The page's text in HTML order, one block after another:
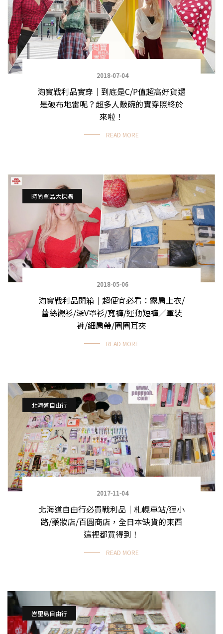
2018-07-04
淘寶戰利品實穿｜到底是C/P值超高好貨還
是破布地雷呢？超多人敲碗的實穿照終於
來啦！
READ MORE
時尚單品大採購
2018-05-06
淘寶戰利品開箱｜超便宜必看：露肩上衣/
蕾絲襯衫/深V罩衫/寬褲/運動短褲／軍裝
褲/細肩帶/圈圈耳夾
READ MORE
北海道自由行
2017-11-04
北海道自由行必買戰利品｜札幌車站/狸小
路/藥妝店/百圓商店，全日本缺貨的東西
這裡都買得到！
READ MORE
峇里島自由行